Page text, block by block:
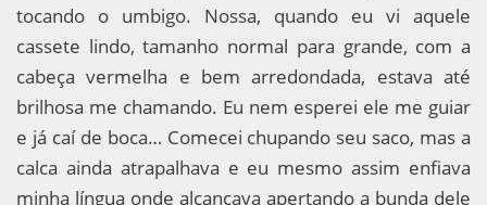
tocando o umbigo. Nossa, quando eu vi aquele
cassete lindo, tamanho normal para grande, com a
cabeça vermelha e bem arredondada, estava até
brilhosa me chamando. Eu nem esperei ele me guiar
e já caí de boca… Comecei chupando seu saco, mas a
calca ainda atrapalhava e eu mesmo assim enfiava
minha língua onde alcançava apertando a bunda dele